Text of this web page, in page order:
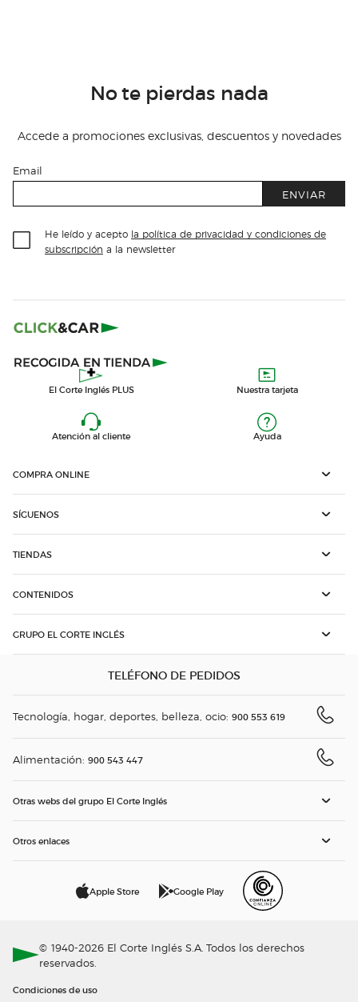
No te pierdas nada
Accede a promociones exclusivas, descuentos y novedades
Email
ENVIAR
He leído y acepto la política de privacidad y condiciones de
subscripción a la newsletter
El Corte Inglés PLUS Nuestra tarjeta
Atención al cliente Ayuda
COMPRA ONLINE
SÍGUENOS
TIENDAS
CONTENIDOS
GRUPO EL CORTE INGLÉS
TELÉFONO DE PEDIDOS
Tecnología, hogar, deportes, belleza, ocio: 900 553 619
Alimentación: 900 543 447
Otras webs del grupo El Corte Inglés
Otros enlaces
Apple Store Google Play
© 1940-2026 El Corte Inglés S.A. Todos los derechos
reservados.
Condiciones de uso